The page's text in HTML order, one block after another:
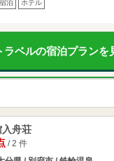
宿泊 ホテル
ラベルの宿泊プランを
舟荘
/ 2 件